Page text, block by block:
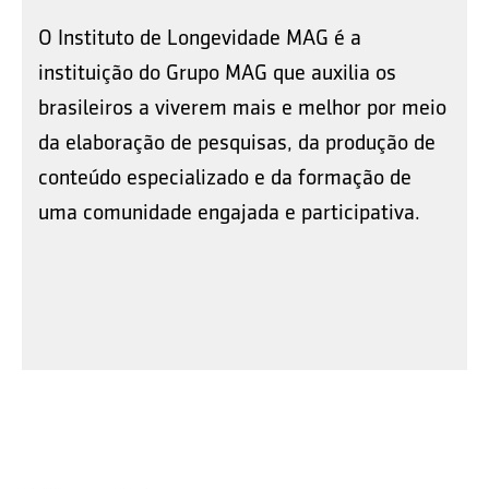
O Instituto de Longevidade MAG é a
instituição do Grupo MAG que auxilia os
brasileiros a viverem mais e melhor por meio
da elaboração de pesquisas, da produção de
conteúdo especializado e da formação de
uma comunidade engajada e participativa.